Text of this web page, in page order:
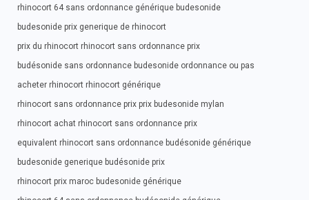
rhinocort 64 sans ordonnance générique budesonide
budesonide prix generique de rhinocort
prix du rhinocort rhinocort sans ordonnance prix
budésonide sans ordonnance budesonide ordonnance ou pas
acheter rhinocort rhinocort générique
rhinocort sans ordonnance prix prix budesonide mylan
rhinocort achat rhinocort sans ordonnance prix
equivalent rhinocort sans ordonnance budésonide générique
budesonide generique budésonide prix
rhinocort prix maroc budesonide générique